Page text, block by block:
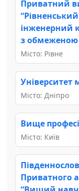
Приватний
інженерний
з обмеженою
Місто: Рівне
Університет
Місто: Дніпро
Вище
Місто: Київ
Приватного